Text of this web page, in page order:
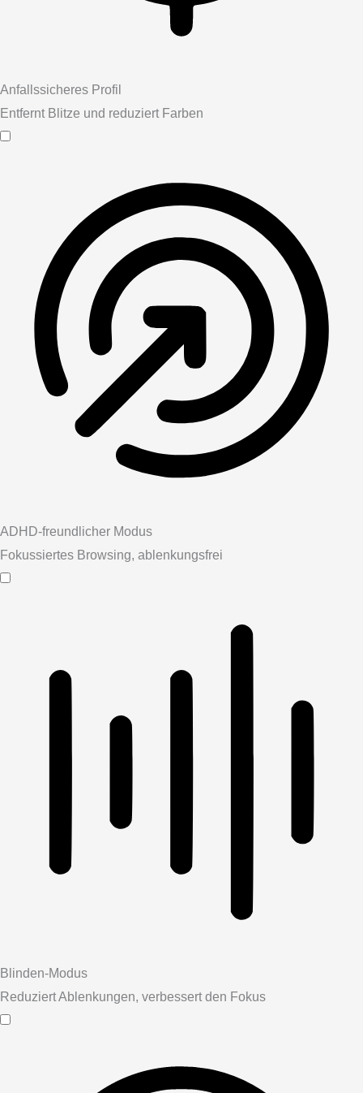
Anfallssicheres Profil
Entfernt Blitze und reduziert Farben
ADHD-freundlicher Modus
Fokussiertes Browsing, ablenkungsfrei
Blinden-Modus
Reduziert Ablenkungen, verbessert den Fokus